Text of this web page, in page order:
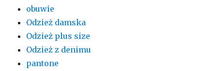
obuwie
Odzież damska
Odzież plus size
Odzież z denimu
pantone